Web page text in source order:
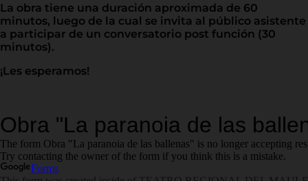
La obra tiene una duración aproximada de 60
minutos, luego de la cual se invita al público asistente
a participar de un conversatorio post función (30
minutos).
¡Les esperamos!